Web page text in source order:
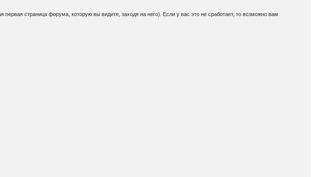
страница форума, которую вы видите, заходя на него). Если у вас это не сработает, то возможно вам